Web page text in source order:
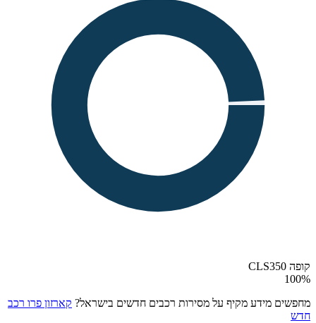
קופה CLS350
100%
מחפשים מידע מקיף על מסירות רכבים חדשים בישראל? קארזון פרו רכב
חדש